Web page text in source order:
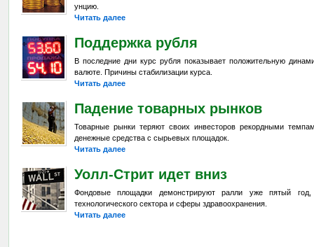
унцию.
Читать далее
Поддержка рубля
В последние дни курс рубля показывает положительную
валюте. Причины стабилизации курса.
Читать далее
Падение товарных рынков
Товарные рынки теряют своих инвесторов рекордными
денежные средства с сырьевых площадок.
Читать далее
Уолл-Стрит идет вниз
Фондовые площадки демонстрируют ралли уже пятый
технологического сектора и сферы здравоохранения.
Читать далее